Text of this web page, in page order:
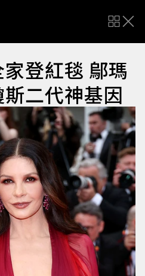
登紅毯 鄔瑪
二代神基因